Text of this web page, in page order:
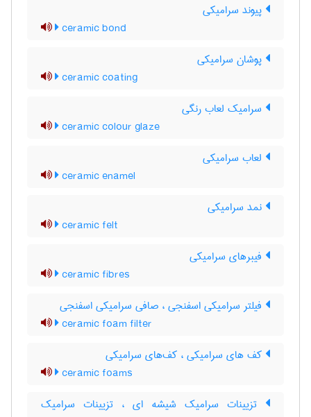
پیوند سرامیکی
ceramic bond
پوشان سرامیکی
ceramic coating
سرامیک لعاب رنگی
ceramic colour glaze
لعاب سرامیکی
ceramic enamel
نمد سرامیکی
ceramic felt
فیبرهای سرامیکی
ceramic fibres
فیلتر سرامیکی اسفنجی ، صافی سرامیکی اسفنجی
ceramic foam filter
کف های سرامیکی ، کف‌های سرامیکی
ceramic foams
تزیینات سرامیک شیشه ای ، تزیینات سرامیک